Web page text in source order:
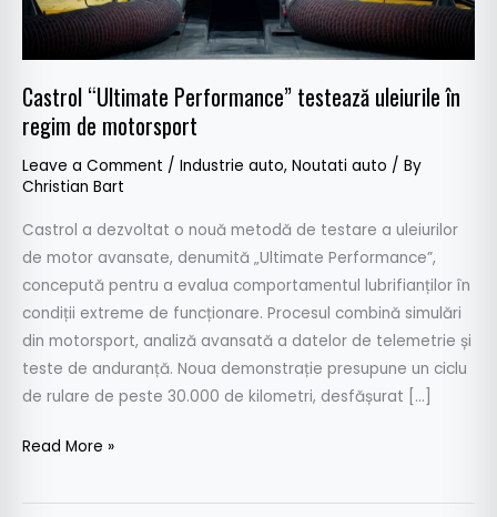
Castrol “Ultimate Performance” testează uleiurile în
regim de motorsport
Leave a Comment / Industrie auto, Noutati auto / By
Christian Bart
Castrol a dezvoltat o nouă metodă de testare a uleiurilor
de motor avansate, denumită „Ultimate Performance”,
concepută pentru a evalua comportamentul lubrifianților în
condiții extreme de funcționare. Procesul combină simulări
din motorsport, analiză avansată a datelor de telemetrie și
teste de anduranță. Noua demonstrație presupune un ciclu
de rulare de peste 30.000 de kilometri, desfășurat […]
de
motorsport
Read More »